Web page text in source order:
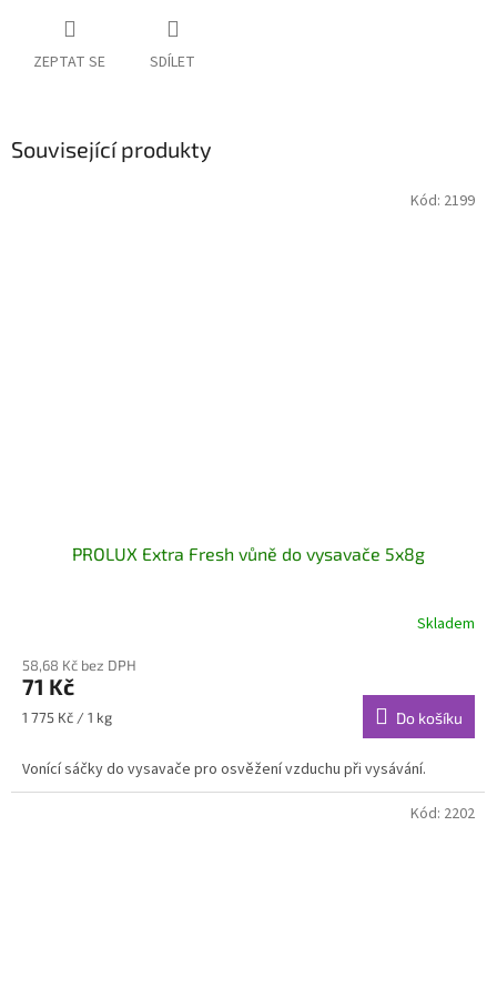
ZEPTAT SE SDÍLET
Související produkty
PROLUX Extra Fresh vůně do vysavače 5x8g
Skladem
58,68 Kč bez DPH
71 Kč
Měrná
1 775 Kč / 1 kg Do košíku
Vonící sáčky do vysavače pro osvěžení vzduchu při vysávání.
Kód: 2199
Kód: 2202